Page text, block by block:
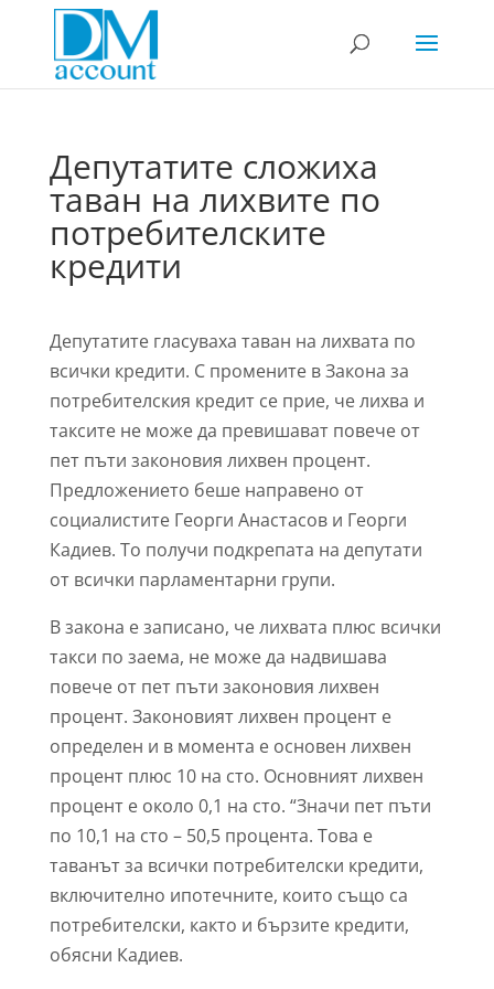
Депутатите сложиха
таван на лихвите по
потребителските
кредити
Депутатите гласуваха таван на лихвата по
всички кредити. С промените в Закона за
потребителския кредит се прие, че лихва и
таксите не може да превишават повече от
пет пъти законовия лихвен процент.
Предложението беше направено от
социалистите Георги Анастасов и Георги
Кадиев. То получи подкрепата на депутати
от всички парламентарни групи.
В закона е записано, че лихвата плюс всички
такси по заема, не може да надвишава
повече от пет пъти законовия лихвен
процент. Законовият лихвен процент е
определен и в момента е основен лихвен
процент плюс 10 на сто. Основният лихвен
процент е около 0,1 на сто. “Значи пет пъти
по 10,1 на сто – 50,5 процента. Това е
таванът за всички потребителски кредити,
включително ипотечните, които също са
потребителски, както и бързите кредити,
обясни Кадиев.